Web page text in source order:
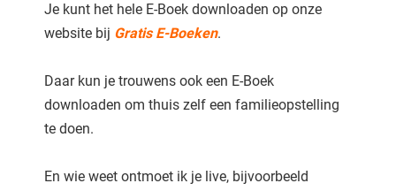
Je kunt het hele E-Boek downloaden op onze
website bij Gratis E-Boeken.
Daar kun je trouwens ook een E-Boek
downloaden om thuis zelf een familieopstelling
te doen.
En wie weet ontmoet ik je live, bijvoorbeeld